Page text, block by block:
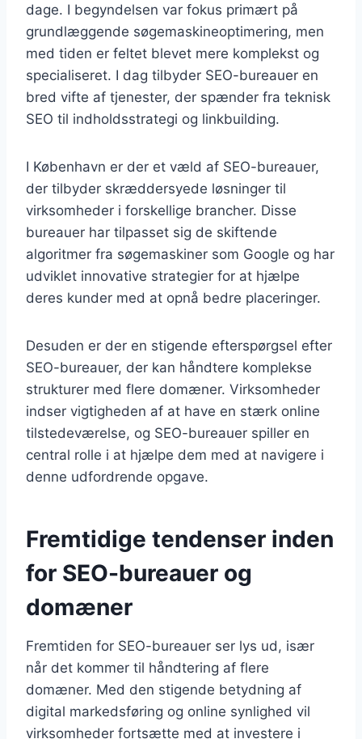
dage. I begyndelsen var fokus primært på
grundlæggende søgemaskineoptimering, men
med tiden er feltet blevet mere komplekst og
specialiseret. I dag tilbyder SEO-bureauer en
bred vifte af tjenester, der spænder fra teknisk
SEO til indholdsstrategi og linkbuilding.
I København er der et væld af SEO-bureauer,
der tilbyder skræddersyede løsninger til
virksomheder i forskellige brancher. Disse
bureauer har tilpasset sig de skiftende
algoritmer fra søgemaskiner som Google og har
udviklet innovative strategier for at hjælpe
deres kunder med at opnå bedre placeringer.
Desuden er der en stigende efterspørgsel efter
SEO-bureauer, der kan håndtere komplekse
strukturer med flere domæner. Virksomheder
indser vigtigheden af at have en stærk online
tilstedeværelse, og SEO-bureauer spiller en
central rolle i at hjælpe dem med at navigere i
denne udfordrende opgave.
Fremtidige tendenser inden
for SEO-bureauer og
domæner
Fremtiden for SEO-bureauer ser lys ud, især
når det kommer til håndtering af flere
domæner. Med den stigende betydning af
digital markedsføring og online synlighed vil
virksomheder fortsætte med at investere i